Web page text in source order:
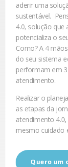
aderir uma
sustentável.
4.0, solução que
potencializa o
Como? A 4
do seu sistema
performam em
atendimento.
Realizar o
as etapas da
atendimento
mesmo cuidado
Quero um